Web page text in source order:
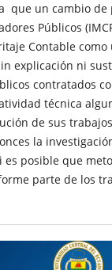
que un cambio
Públicos
Contable
explicación ni
contratados
técnica
de sus
la
es posible que
parte de los